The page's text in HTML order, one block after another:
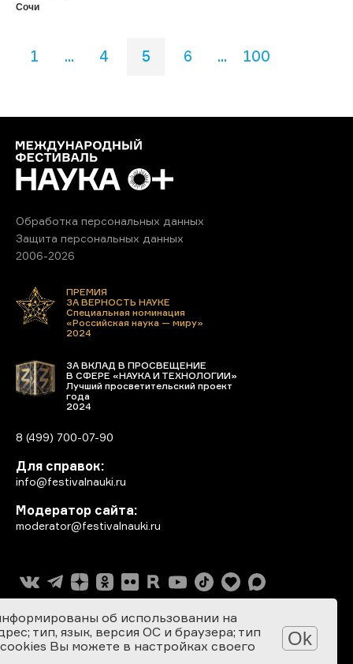
Сочи
1 ... 4 5 6 ... 100
Обработка персональных данных
Защита персональных данных
2006-2026
ПРЕМИЯ
ЗА ВЕРНОСТЬ НАУКЕ
Специальная номинация
«Российская наука — миру»
2024
ЗА ВКЛАД В ПРОСВЕЩЕНИЕ
В СФЕРЕ «НАУКА И ТЕХНОЛОГИИ»
Лучший просветительский проект
года
2024
8 (499) 700-07-90
Для справок:
info@festivalnauki.ru
Модератор сайта:
moderator@festivalnauki.ru
об использовании на
тип, язык, версия ОС и браузера; тип
Вы можете в настройках своего
Ok